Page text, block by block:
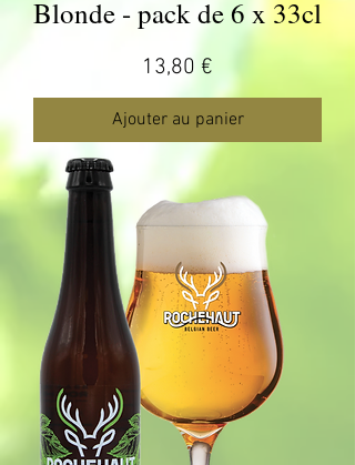
Blonde - pack de 6 x 33cl
Prix
13,80 €
Ajouter au panier